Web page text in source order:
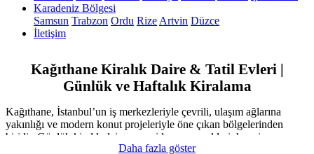
Karadeniz Bölgesi
Samsun Trabzon Ordu Rize Artvin Düzce
İletişim
Kağıthane Kiralık Daire & Tatil Evleri |
Günlük ve Haftalık Kiralama
Kağıthane, İstanbul’un iş merkezleriyle çevrili, ulaşım ağlarına
yakınlığı ve modern konut projeleriyle öne çıkan bölgelerinden
biridir. Günlük kiralık daire ve rezidans seçenekleri; hem iş
seyahatlerinde hem de kısa süreli konaklamalarda misafirlere
Daha fazla göster